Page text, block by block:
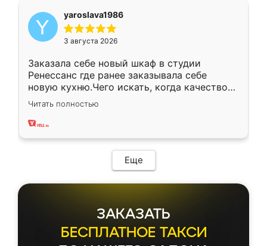
yaroslava1986
3 августа 2026
Заказала себе новый шкаф в студии
Ренессанс где ранее заказывала себе
новую кухню.Чего искать, когда качеством
вполне довольна. Служит кухня уже почти
два года, нареканий нет.
Читать полностью
Еще
ЗАКАЗАТЬ
БЕСПЛАТНОЕ ТАКСИ